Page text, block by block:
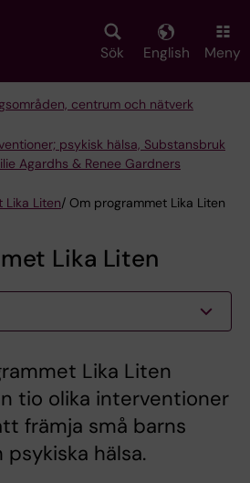
Sök English Meny
centrum och nätverk
psykisk hälsa, Substansbruk
Agardhs & Renee Gardners
Lika Liten/ Om programmet Lika Liten
Lika Liten
Lika Liten
tio olika interventioner
främja små barns
hälsa.